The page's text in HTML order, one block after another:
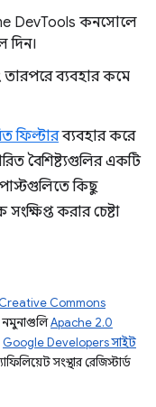
DevTools কনসোলে
দিন।
ব্যবহার কমে
ফিল্টারব্যবহার করে
বৈশিষ্ট্যগুলির একটি
কিছু
করার চেষ্টা
Creative Commons
Apache 2.0
Google Developers সাইট
সংস্থার রেজিস্টার্ড